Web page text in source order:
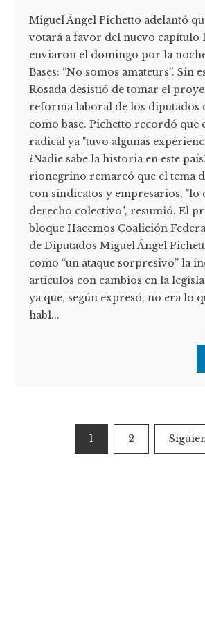
Miguel Ángel Pichetto adelantó
votará a favor del nuevo capítulo
enviaron el domingo por la
Bases: “No somos amateurs”. Sin
Rosada desistió de tomar el
reforma laboral de los diputados
como base. Pichetto recordó que
radical ya "tuvo algunas
¿Nadie sabe la historia en este
rionegrino remarcó que el tema
con sindicatos y empresarios, "lo
derecho colectivo", resumió. El
bloque Hacemos Coalición
de Diputados Miguel Ángel
como “un ataque sorpresivo” la
artículos con cambios en la
ya que, según expresó, no era lo
habl...
Paginación
1 2